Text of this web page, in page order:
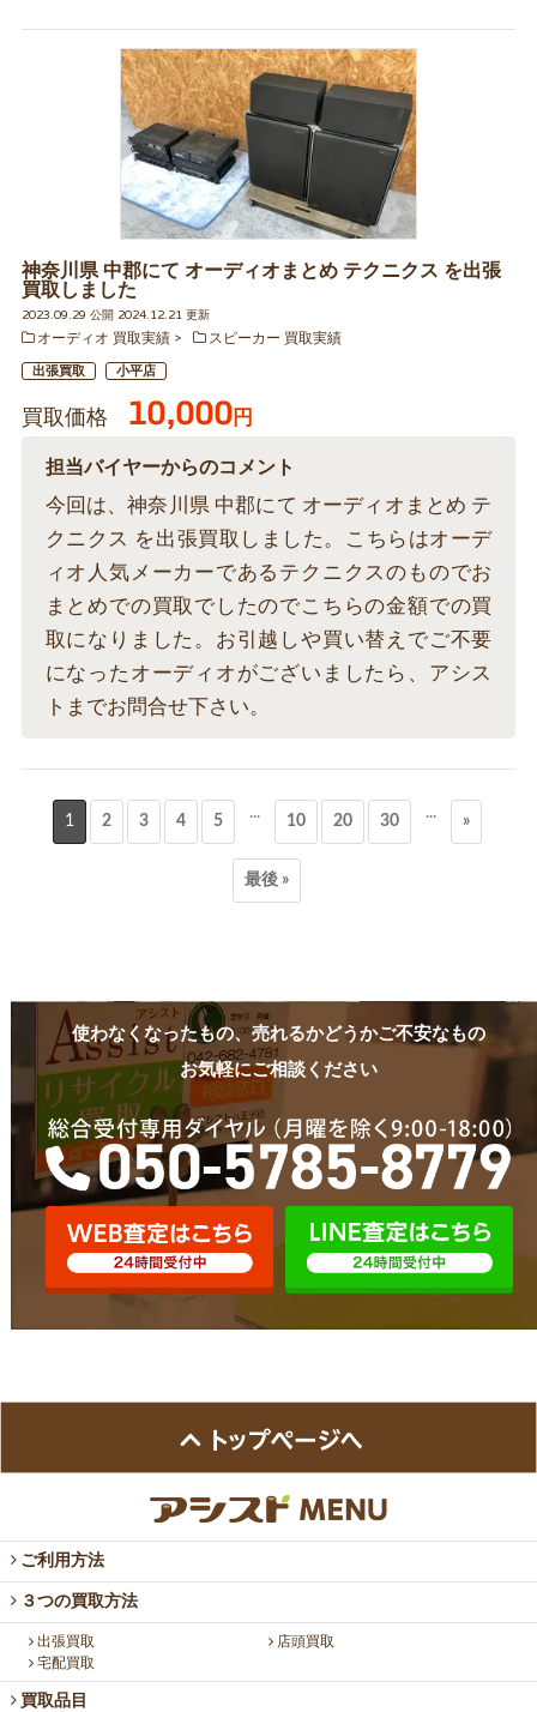
神奈川県 中郡にて オーディオまとめ テクニクス を出張
買取しました
2023.09.29 公開 2024.12.21 更新
オーディオ 買取実績
スピーカー 買取実績
出張買取 小平店
買取価格 10,000円
担当バイヤーからのコメント
今回は、神奈川県 中郡にて オーディオまとめ テ
クニクス を出張買取しました。こちらはオーデ
ィオ人気メーカーであるテクニクスのものでお
まとめでの買取でしたのでこちらの金額での買
取になりました。お引越しや買い替えでご不要
になったオーディオがございましたら、アシス
トまでお問合せ下さい。
1 2 3 4 5 ... 10 20 30 ... »
最後 »
使わなくなったもの、売れるかどうかご不安なもの
お気軽にご相談ください
ご利用方法
３つの買取方法
出張買取
店頭買取
宅配買取
買取品目